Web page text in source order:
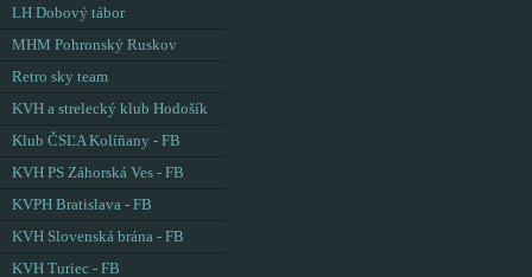
LH Dobový tábor
MHM Pohronský Ruskov
Retro sky team
KVH a strelecký klub Hodošík
Klub ČSĽA Kolíňany - FB
KVH PS Záhorská Ves - FB
KVPH Bratislava - FB
KVH Slovenská brána - FB
KVH Turiec - FB